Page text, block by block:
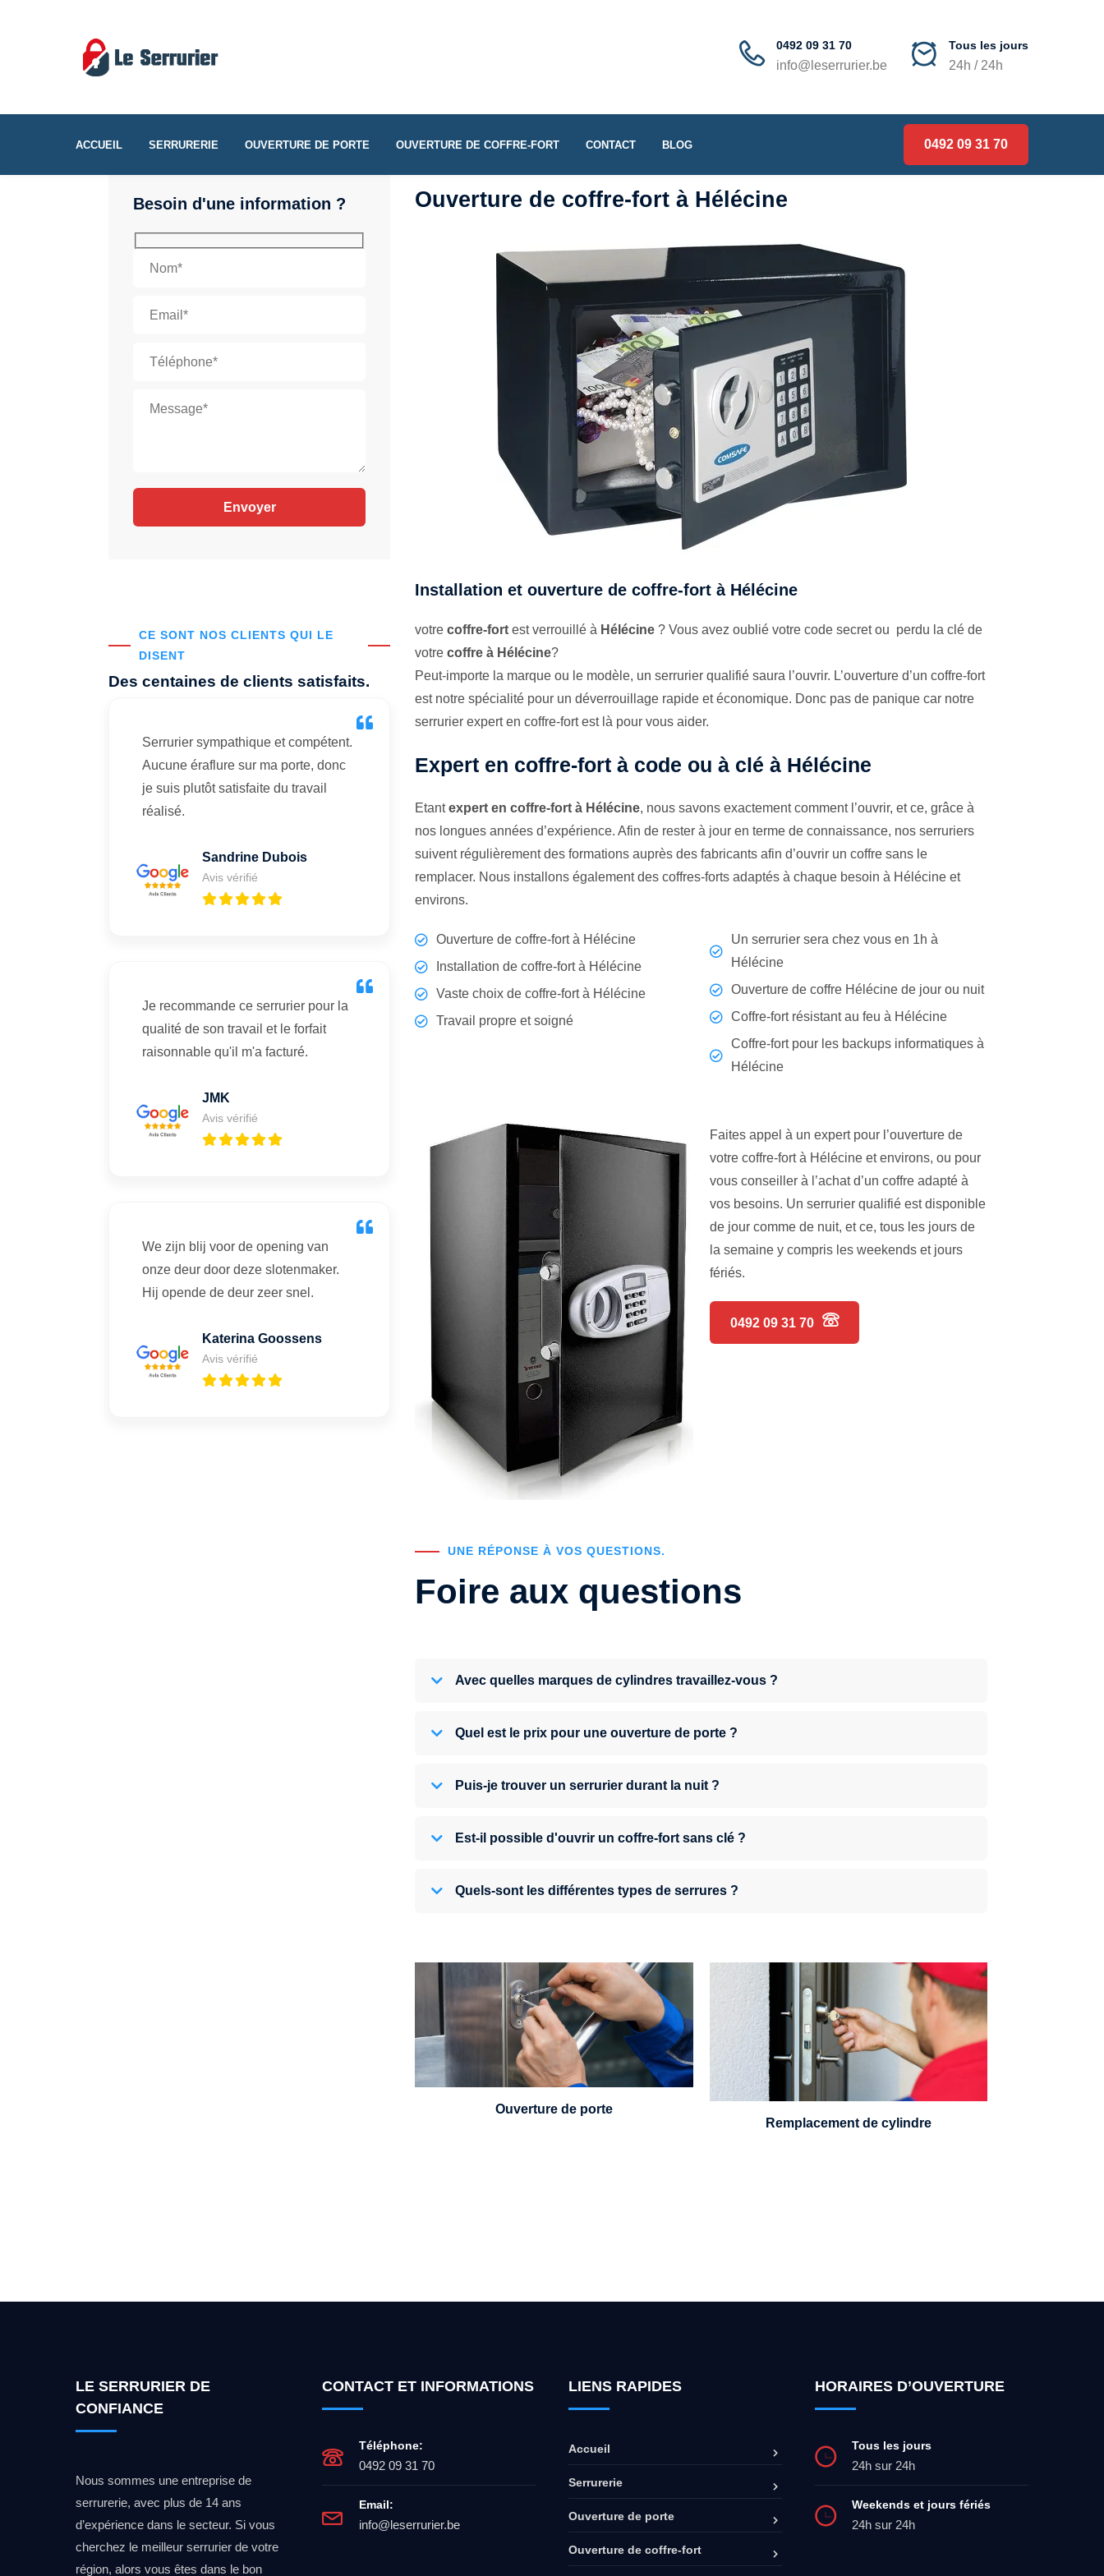
0492 09 31 70
info@leserrurier.be
Tous les jours
24h / 24h
ACCUEIL SERRURERIE OUVERTURE DE PORTE OUVERTURE DE COFFRE-FORT CONTACT BLOG 0492 09 31 70
Besoin d'une information ?
CE SONT NOS CLIENTS QUI LE
DISENT
Des centaines de clients satisfaits.
Serrurier sympathique et compétent.
Aucune éraflure sur ma porte, donc
je suis plutôt satisfaite du travail
réalisé.
Sandrine Dubois
Avis vérifié
Je recommande ce serrurier pour la
qualité de son travail et le forfait
raisonnable qu'il m'a facturé.
JMK
Avis vérifié
We zijn blij voor de opening van
onze deur door deze slotenmaker.
Hij opende de deur zeer snel.
Katerina Goossens
Avis vérifié
Ouverture de coffre-fort à Hélécine
Installation et ouverture de coffre-fort à Hélécine
votrecoffre-fort est verrouillé à Hélécine ? Vous avez oublié votre code secret ou perdu la clé de
votrecoffre à Hélécine?
Peut-importe la marque ou le modèle, un serrurier qualifié saura l’ouvrir. L’ouverture d’un coffre-fort
est notre spécialité pour un déverrouillage rapide et économique. Donc pas de panique car notre
serrurier expert en coffre-fort est là pour vous aider.
Expert en coffre-fort à code ou à clé à Hélécine
Etantexpert en coffre-fort à Hélécine, nous savons exactement comment l’ouvrir, et ce, grâce à
nos longues années d’expérience. Afin de rester à jour en terme de connaissance, nos serruriers
suivent régulièrement des formations auprès des fabricants afin d’ouvrir un coffre sans le
remplacer. Nous installons également des coffres-forts adaptés à chaque besoin à Hélécine et
environs.
Ouverture de coffre-fort à Hélécine
Installation de coffre-fort à Hélécine
Vaste choix de coffre-fort à Hélécine
Travail propre et soigné
Un serrurier sera chez vous en 1h à
Hélécine
Ouverture de coffre Hélécine de jour ou nuit
Coffre-fort résistant au feu à Hélécine
Coffre-fort pour les backups informatiques à
Hélécine
Faites appel à un expert pour l’ouverture de
votre coffre-fort à Hélécine et environs, ou pour
vous conseiller à l’achat d’un coffre adapté à
vos besoins. Un serrurier qualifié est disponible
de jour comme de nuit, et ce, tous les jours de
la semaine y compris les weekends et jours
fériés.
0492 09 31 70
UNE RÉPONSE À VOS QUESTIONS.
Foire aux questions
Avec quelles marques de cylindres travaillez-vous ?
Quel est le prix pour une ouverture de porte ?
Puis-je trouver un serrurier durant la nuit ?
Est-il possible d'ouvrir un coffre-fort sans clé ?
Quels-sont les différentes types de serrures ?
Vous avez perdu vos clés ou la porte s'est
refermée derrière vous ? Un serrurier est
disponible 24h/7.
Ouverture de porte
Un serrurier sera en mesure de choisir et
remplacer un cylindre standard, à 5
leviers ou à 3 leviers, Mul-T-Lock ou
encore multipoints.
Remplacement de cylindre
LE SERRURIER DE
CONFIANCE
Nous sommes une entreprise de
serrurerie, avec plus de 14 ans
d’expérience dans le secteur. Si vous
cherchez le meilleur serrurier de votre
région, alors vous êtes dans le bon
CONTACT ET INFORMATIONS
Téléphone:
0492 09 31 70
Email:
info@leserrurier.be
LIENS RAPIDES
Accueil
Serrurerie
Ouverture de porte
Ouverture de coffre-fort
HORAIRES D’OUVERTURE
Tous les jours
24h sur 24h
Weekends et jours fériés
24h sur 24h